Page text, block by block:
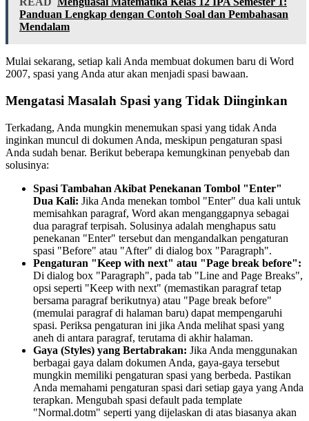
Panduan Lengkap dengan Contoh Soal dan Pembahasan
Mendalam
Mulai sekarang, setiap kali Anda membuat dokumen baru di Word
2007, spasi yang Anda atur akan menjadi spasi bawaan.
Mengatasi Masalah Spasi yang Tidak Diinginkan
Terkadang, Anda mungkin menemukan spasi yang tidak Anda
inginkan muncul di dokumen Anda, meskipun pengaturan spasi
Anda sudah benar. Berikut beberapa kemungkinan penyebab dan
solusinya:
Spasi Tambahan Akibat Penekanan Tombol "Enter"
Dua Kali: Jika Anda menekan tombol "Enter" dua kali untuk
memisahkan paragraf, Word akan menganggapnya sebagai
dua paragraf terpisah. Solusinya adalah menghapus satu
penekanan "Enter" tersebut dan mengandalkan pengaturan
spasi "Before" atau "After" di dialog box "Paragraph".
Pengaturan "Keep with next" atau "Page break before":
Di dialog box "Paragraph", pada tab "Line and Page Breaks",
opsi seperti "Keep with next" (memastikan paragraf tetap
bersama paragraf berikutnya) atau "Page break before"
(memulai paragraf di halaman baru) dapat mempengaruhi
spasi. Periksa pengaturan ini jika Anda melihat spasi yang
aneh di antara paragraf, terutama di akhir halaman.
Gaya (Styles) yang Bertabrakan: Jika Anda menggunakan
berbagai gaya dalam dokumen Anda, gaya-gaya tersebut
mungkin memiliki pengaturan spasi yang berbeda. Pastikan
Anda memahami pengaturan spasi dari setiap gaya yang Anda
terapkan. Mengubah spasi default pada template
"Normal.dotm" seperti yang dijelaskan di atas biasanya akan